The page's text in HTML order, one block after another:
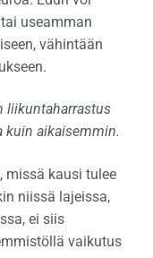
useamman
vähintään
liikuntaharrastus
kuin aikaisemmin.
missä kausi tulee
niissä lajeissa,
ei siis
vaikutus